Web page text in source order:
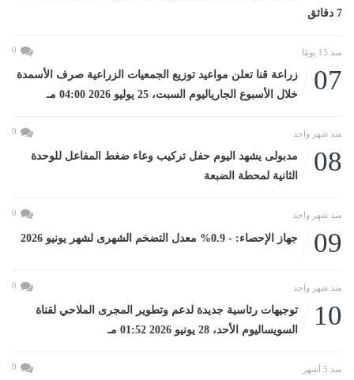
7 دقائق
منذ 15 يومًا 0
07
زراعة قنا تعلن مواعيد توزيع الجمعيات الزراعية صرف الأسمدة
خلال الأسبوع الجارياليوم السبت، 25 يوليو 2026 04:00 مـ
منذ شهر واحد 0
08
مدبولى يشهد اليوم حفل تركيب وعاء ضغط المفاعل للوحدة
الثانية لمحطة الضبعة
منذ شهر واحد 0
09 جهاز الإحصاء: - 0.9% معدل التضخم الشهرى لشهر يونيو 2026
منذ شهر واحد 0
10
توجيهات رئاسية جديدة لدعم وتطوير المجرى الملاحي لقناة
السويساليوم الأحد، 28 يونيو 2026 01:52 مـ
منذ 5 أشهر 0